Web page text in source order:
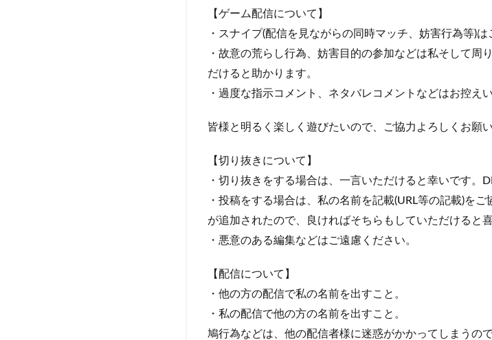
【ゲーム配信について】
・スナイプ(配信を見ながらの同時マッチ、妨害行為等)は
・故意の荒らし行為、妨害目的の参加などは私そして周
だけると助かります。
・過度な指示コメント、ネタバレコメントなどはお控え
皆様と明るく楽しく遊びたいので、ご協力よろしくお願
【切り抜きについて】
・切り抜きをする場合は、一言いただけると幸いです。
・投稿をする場合は、私の名前を記載(URL等の記載)を
が追加されたので、良ければそちらもしていただけると
・悪意のある編集などはご遠慮ください。
【配信について】
・他の方の配信で私の名前を出すこと。
・私の配信で他の方の名前を出すこと。
鳩行為などは、他の配信者様に迷惑がかかってしまうの